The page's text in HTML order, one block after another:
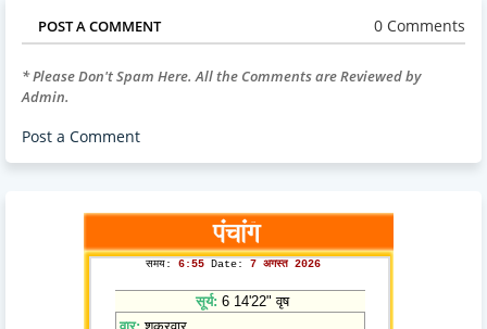
POST A COMMENT 0 Comments
* Please Don't Spam Here. All the Comments are Reviewed by
Admin.
Post a Comment